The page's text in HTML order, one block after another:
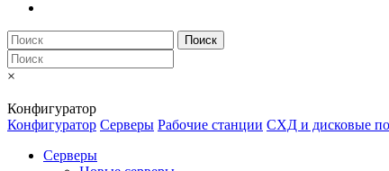
Поиск
×
Конфигуратор
Конфигуратор Серверы Рабочие станции СХД и дисковые
Серверы